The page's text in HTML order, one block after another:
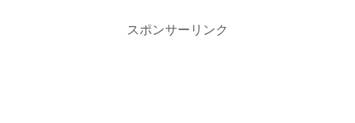
スポンサーリンク